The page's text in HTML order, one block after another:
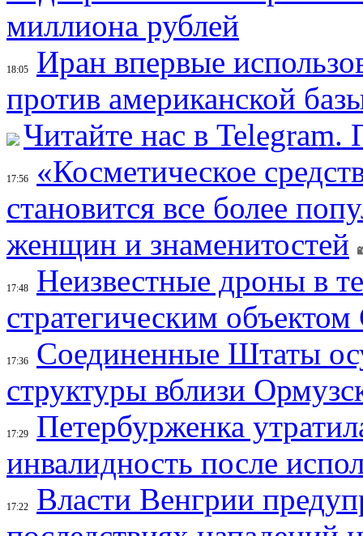
миллиона рублей
18:05
Иран впервые
против американской
Читайте нас в
17:56
«Косметическое
становится все более
женщин и знаменитостей
17:48
Неизвестные дроны в
стратегическим
17:36
Соединенные Штаты
структуры вблизи
17:29
Петербурженка
инвалидность после
17:22
Власти Венгрии